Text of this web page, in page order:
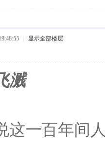
显示全部楼层
溅
这一百年间